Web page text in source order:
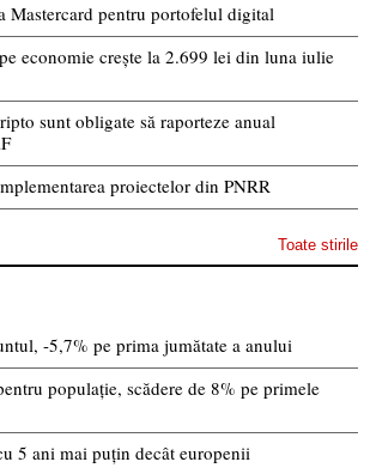
Mastercard pentru portofelul digital
economie crește la 2.699 lei din luna iulie
sunt obligate să raporteze anual
proiectelor din PNRR
Toate stirile
-5,7% pe prima jumătate a anului
populație, scădere de 8% pe primele
5 ani mai puțin decât europenii